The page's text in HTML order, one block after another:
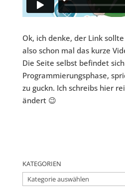
Ok, ich denke, der Link
also schon mal das kurze
Die Seite selbst befindet
Programmierungsphase,
zu guckn. Ich schreibs hier
ändert 😉
KATEGORIEN
Kategorien